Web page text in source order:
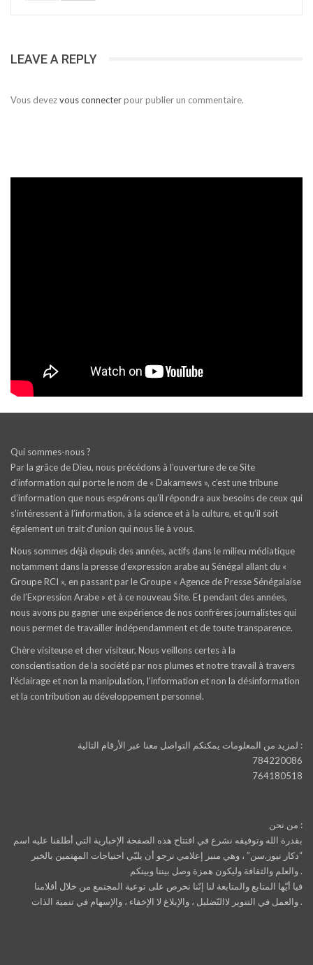
LEAVE A REPLY
Vous devezvous connecterpour publier un commentaire.
Qui sommes-nous ?
Par la grâce de Dieu, nous précédons à l’ouverture de ce Site
d’information qui porte le nom de « Dakarnews », c’est une tribune
d’information que nous espérons qu’il répondra aux besoins de ceux qui
s’intéressent à l’information, à la science et à la culture, et qu’il soit
également un trait d‘union qui nous lie à vous.
Nous sommes déjà depuis des années, actifs dans le milieu médiatique
notamment dans la presse d’expression arabe au Sénégal allant du «
Groupe RCI », en passant par le Groupe « Agence de Presse Sénégalaise
de l’Expression Arabe » et à ce nouveau Site. Et pendant des années,
nous avons pu gagner une expérience de nos confrères journalistes qui
nous permet de travailler indépendamment et de toute transparence.
Chère visiteuse et cher visiteur, Nous veillons certes à la
conscientisation de la société par nos plumes et notre travail à travers
l’éclairage et non la manipulation, l’information et non la désinformation
et la contribution au développement personnel.
لمزيد من المعلومات يمكنكم التواصل معنا عبر الأرقام التالية :
784220086
764180518
من نحن :
بقدرة الله وتوفيقه نشرع في افتتاح هذه الصفحة الإخبارية التي أطلقنا عليه اسم
“دكار نيوز.سن” ، وهي منبر إعلامي نرجو أن يلبّي احتياجات المهتمين بالخبر
والعلم والثقافة وليكون همزة وصل بيننا وبينكم .
فيا أيّها المتابع والمتابعة لنا إنّنا نحرص على توعية المجتمع من خلال أقلامنا
والعمل في التنوير لاالتّضليل ، والإبلاغ لا الإخفاء ، والإسهام في تنمية الذات .